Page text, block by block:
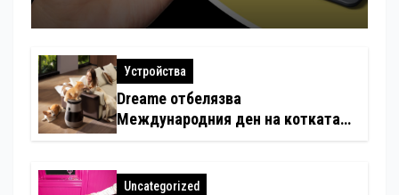
Устройства
Dreame отбелязва
Международния ден на котката
любимци
Uncategorized